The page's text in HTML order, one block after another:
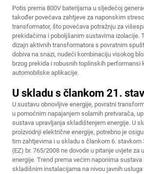
Potis prema 800V baterijama u sljedećoj
također povećava zahtjeve za naponskim
transformator, što povećava potražnju za
prekidačima i poboljšanim sustavima izolacije.
dizajn aktivnih transformatora s povratnim
dobiva na snazi, nudeći kombinaciju visokog
brzog prekida i robusnih toplinskih performansi
automobilske aplikacije.
U skladu s člankom 21.
U sustavu obnovljive energije, povratni
u pomoćnim napajanjem solarnih pretvarača,
sustava upravljanja skladištenjem energije. U
proizvodnji električne energije, potrebno je
tim zahtjevima i u skladu s člankom 6. stavkom
(EZ) br. 765/2008 ne dovode u pitanje uvjete za
energije. Trend prema većim naponima sustava
skladišnim instalacijama na nivou javnih